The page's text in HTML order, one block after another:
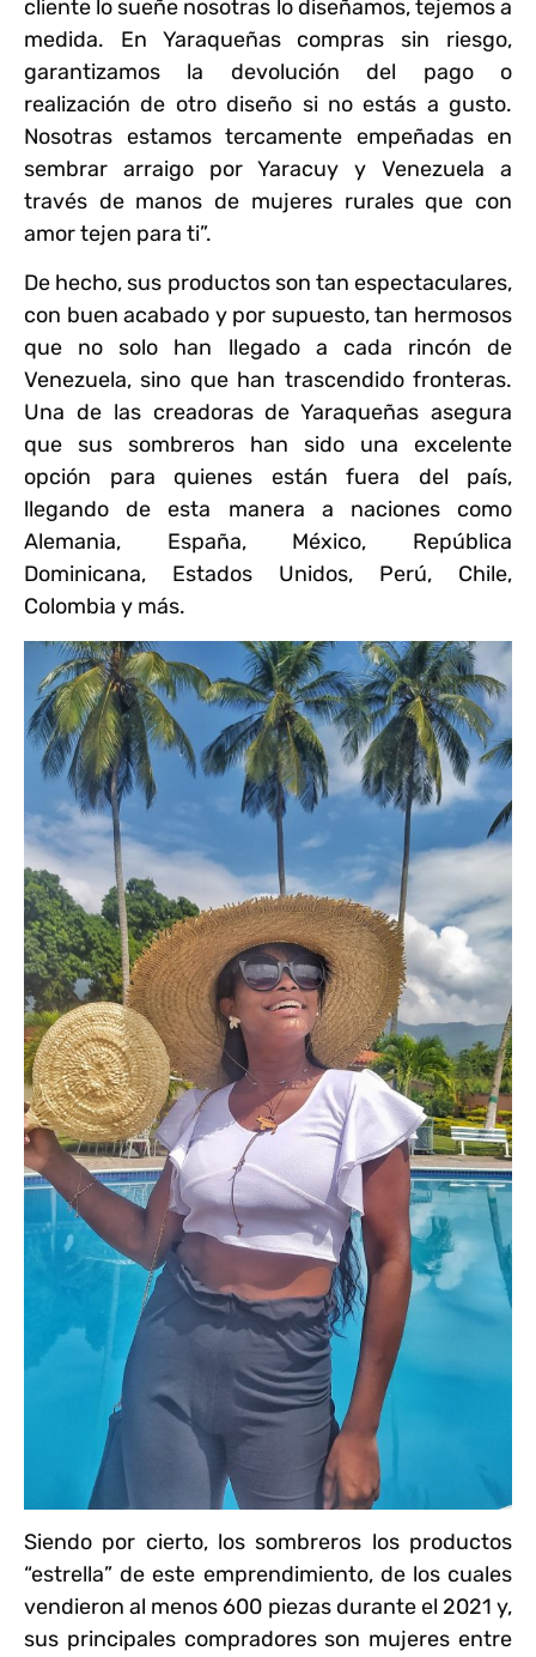
cliente lo sueñe nosotras lo diseñamos, tejemos a
medida. En Yaraqueñas compras sin riesgo,
garantizamos la devolución del pago o
realización de otro diseño si no estás a gusto.
Nosotras estamos tercamente empeñadas en
sembrar arraigo por Yaracuy y Venezuela a
través de manos de mujeres rurales que con
amor tejen para ti”.
De hecho, sus productos son tan espectaculares,
con buen acabado y por supuesto, tan hermosos
que no solo han llegado a cada rincón de
Venezuela, sino que han trascendido fronteras.
Una de las creadoras de Yaraqueñas asegura
que sus sombreros han sido una excelente
opción para quienes están fuera del país,
llegando de esta manera a naciones como
Alemania, España, México, República
Dominicana, Estados Unidos, Perú, Chile,
Colombia y más.
Siendo por cierto, los sombreros los productos
“estrella” de este emprendimiento, de los cuales
vendieron al menos 600 piezas durante el 2021 y,
sus principales compradores son mujeres entre